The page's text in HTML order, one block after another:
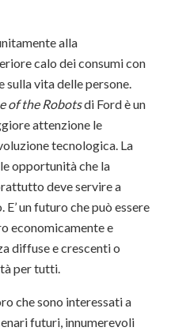
alla
calo dei consumi con
vita delle persone.
of the Robotsdi Ford è un
attenzione le
tecnologica. La
opportunità che la
deve servire a
un futuro che può essere
economicamente e
diffuse e crescenti o
per tutti.
che sono interessati a
futuri, innumerevoli